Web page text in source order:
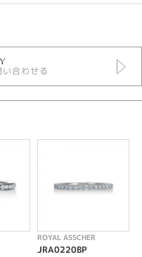
合わせる
ROYAL ASSCHER
JRA0220BP